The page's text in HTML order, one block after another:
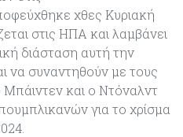
χθες Κυριακή
στις ΗΠΑ και λαμβάνει
διάσταση αυτή την
να συναντηθούν με τους
και ο Ντόναλντ
για το χρίσμα